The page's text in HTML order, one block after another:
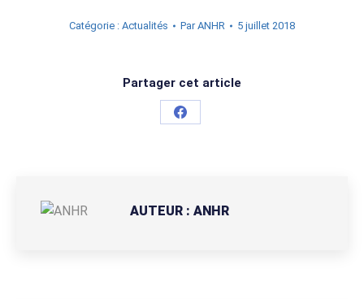
Catégorie : Actualités ParANHR 5 juillet 2018
Partager cet article
Partager
AUTEUR : ANHR